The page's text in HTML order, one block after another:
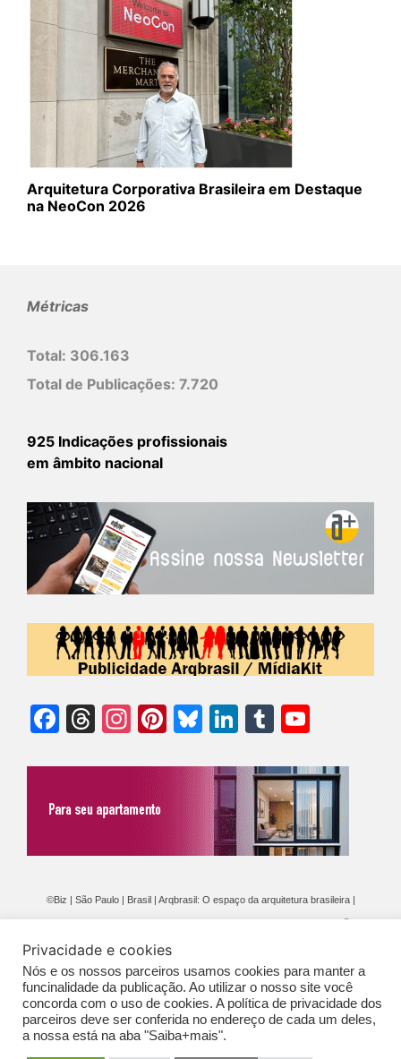
Arquitetura Corporativa Brasileira em Destaque
na NeoCon 2026
Métricas
Total: 306.163
Total de Publicações: 7.720
925 Indicações profissionais
em âmbito nacional
Facebook
Threads
Instagram
Pinterest
Bluesky
LinkedIn
Tumblr
©Biz | São Paulo | Brasil | Arqbrasil: O espaço da arquitetura brasileira |
GERAIS DE PUBLICAÇÃO (CGP
Privacidade e cookies
Nós e os nossos parceiros usamos cookies para manter a
funcinalidade da publicação. Ao utilizar o nosso site você
concorda com o uso de cookies. A política de privacidade dos
parceiros deve ser conferida no endereço de cada um deles,
a nossa está na aba "Saiba+mais".